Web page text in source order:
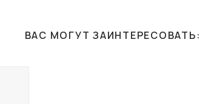
ВАС МОГУТ ЗАИНТЕРЕСОВАТЬ: